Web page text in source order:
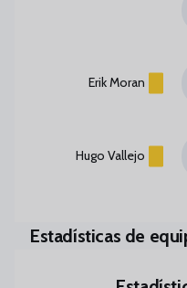
Erik Moran
Hugo Vallejo
Estadísticas de